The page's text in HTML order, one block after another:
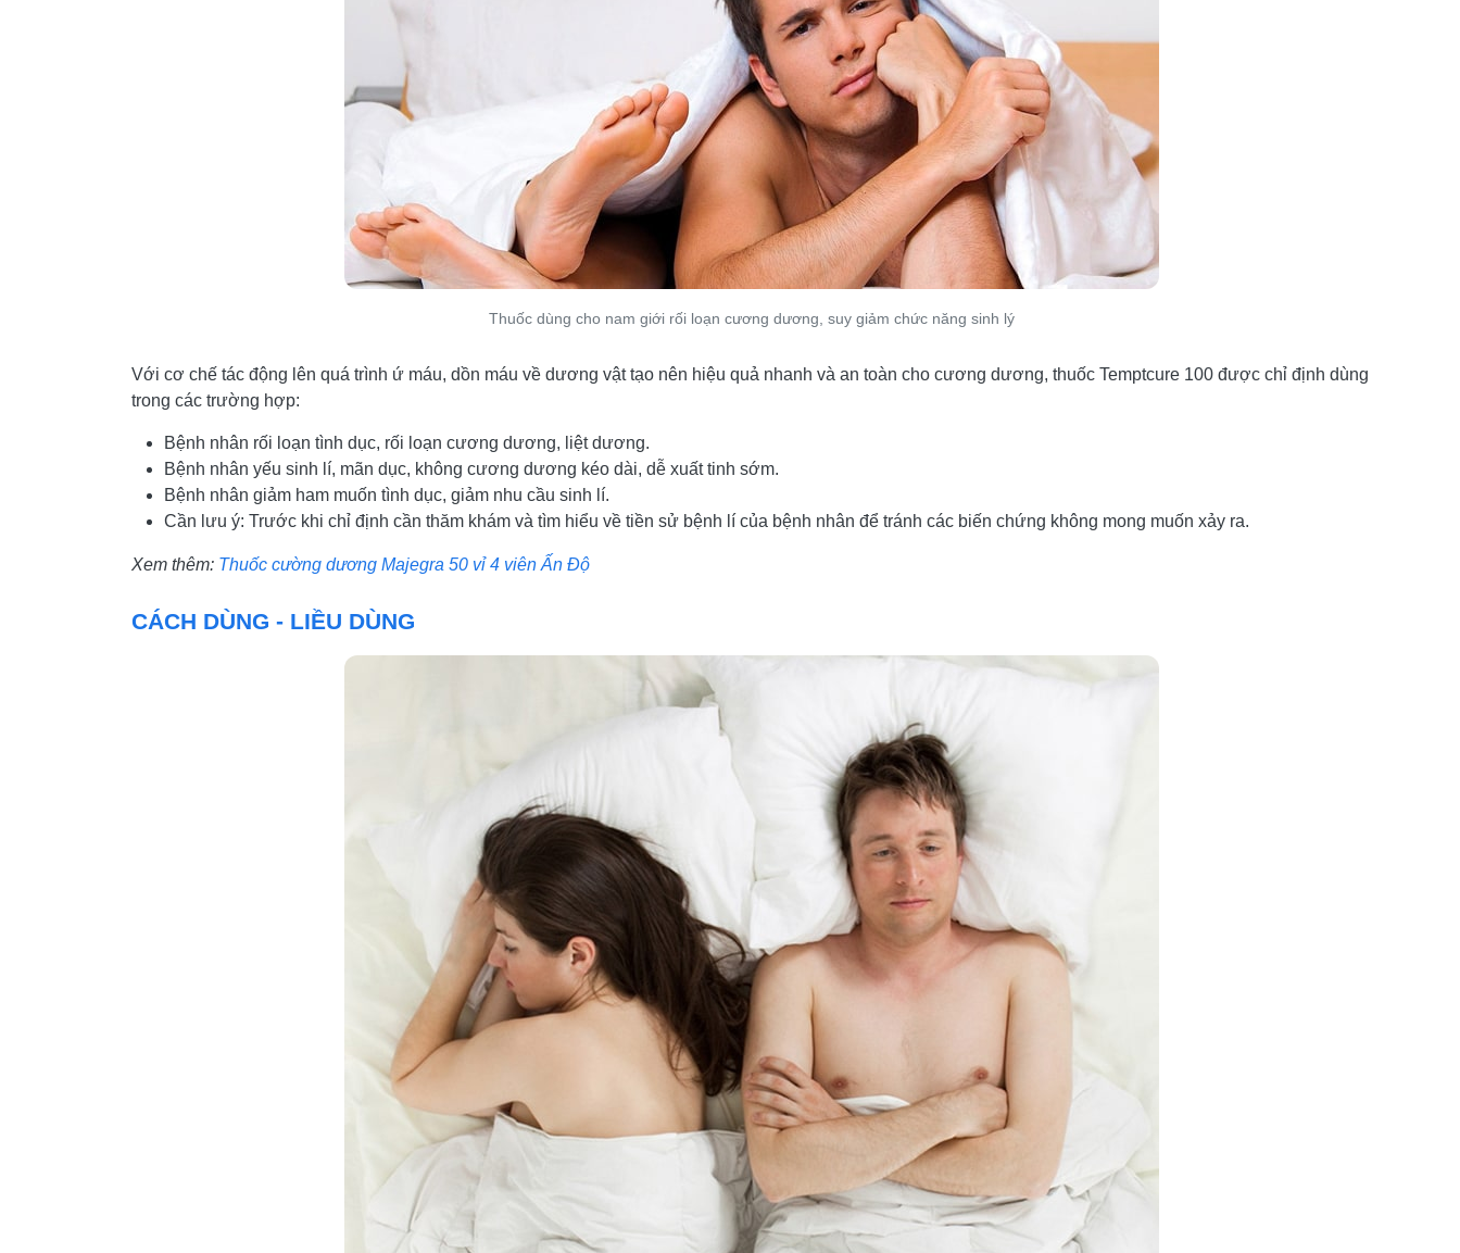
Thuốc dùng cho nam giới rối loạn cương dương, suy giảm chức năng sinh lý
Với cơ chế tác động lên quá trình ứ máu, dồn máu về dương vật tạo nên hiệu quả nhanh và an toàn cho cương dương, thuốc Temptcure 100 được chỉ định dùng
trong các trường hợp:
Bệnh nhân rối loạn tình dục, rối loạn cương dương, liệt dương.
Bệnh nhân yếu sinh lí, mãn dục, không cương dương kéo dài, dễ xuất tinh sớm.
Bệnh nhân giảm ham muốn tình dục, giảm nhu cầu sinh lí.
Cần lưu ý: Trước khi chỉ định cần thăm khám và tìm hiểu về tiền sử bệnh lí của bệnh nhân để tránh các biến chứng không mong muốn xảy ra.
Xem thêm: Thuốc cường dương Majegra 50 vỉ 4 viên Ấn Độ
CÁCH DÙNG - LIỀU DÙNG